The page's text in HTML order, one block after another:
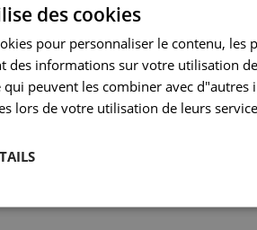
des cookies
pour personnaliser le contenu, les
des informations sur votre utilisation
peuvent les combiner avec
lors de votre utilisation de leurs